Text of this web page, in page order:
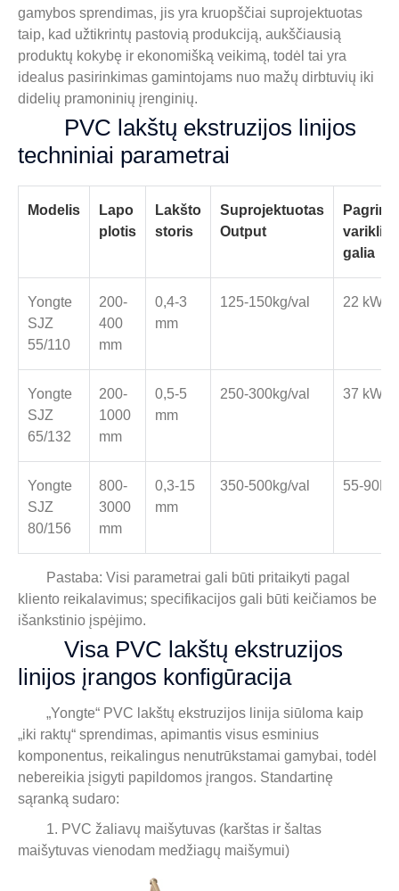
gamybos sprendimas, jis yra kruopščiai suprojektuotas
taip, kad užtikrintų pastovią produkciją, aukščiausią
produktų kokybę ir ekonomišką veikimą, todėl tai yra
idealus pasirinkimas gamintojams nuo mažų dirbtuvių iki
didelių pramoninių įrenginių.
PVC lakštų ekstruzijos linijos
techniniai parametrai
Modelis
Lapo
plotis
Lakšto
storis
Suprojektuotas
Output
variklio
galia
Yongte
SJZ
55/110
200-
400
mm
0,4-3
mm
125-150kg/val 22 kW
Yongte
SJZ
65/132
200-
1000
mm
0,5-5
mm
250-300kg/val 37 kW
Yongte
SJZ
80/156
800-
3000
mm
0,3-15
mm
350-500kg/val 55-
Pastaba: Visi parametrai gali būti pritaikyti pagal
kliento reikalavimus; specifikacijos gali būti keičiamos be
išankstinio įspėjimo.
Visa PVC lakštų ekstruzijos
linijos įrangos konfigūracija
„Yongte“ PVC lakštų ekstruzijos linija siūloma kaip
„iki raktų“ sprendimas, apimantis visus esminius
komponentus, reikalingus nenutrūkstamai gamybai, todėl
nebereikia įsigyti papildomos įrangos. Standartinę
sąranką sudaro:
1. PVC žaliavų maišytuvas (karštas ir šaltas
maišytuvas vienodam medžiagų maišymui)